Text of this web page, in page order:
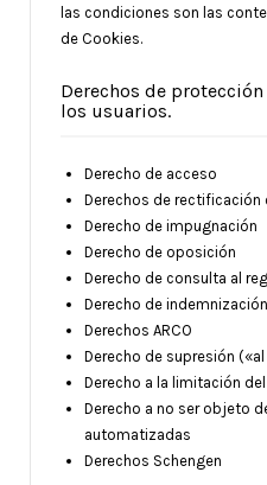
las condiciones son las
de Cookies.
Derechos de
los usuarios.
Derecho de acceso
Derechos de rectificación
Derecho de impugnación
Derecho de oposición
Derecho de consulta al
Derecho de indemnización
Derechos ARCO
Derecho de supresión
Derecho a la limitación
Derecho a no ser objeto
automatizadas
Derechos Schengen